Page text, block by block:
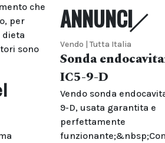
che
per
dieta
sono
ANNUNCI
Vendo | Tutta Italia
Sonda
IC5-9-D
Vendo sonda
9-D, usata garantita e
perfettamente